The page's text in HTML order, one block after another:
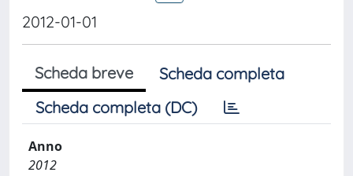
2012-01-01
Scheda breve
Scheda completa
Scheda completa (DC)
Anno
2012